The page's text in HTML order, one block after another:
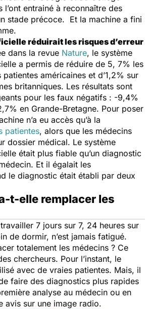
l’ont entrainé à reconnaître des
stade précoce. Et la machine a fini
réduirait les risques d’erreur
dans la revue Nature, le système
a permis de réduire de 5, 7% les
américaines et d’1,2% sur
britanniques. Les résultats sont
pour les faux négatifs : -9,4%
en Grande-Bretagne. Pour poser
n’a eu accès qu’à la
patientes, alors que les médecins
dossier médical. Le système
était plus fiable qu’un diagnostic
Et il égalait les
le diagnostic était établi par deux
t-elle remplacer les
7 jours sur 7, 24 heures sur
de dormir, n’est jamais fatigué.
totalement les médecins ? Ce
chercheurs. Pour l’instant, le
avec de vraies patientes. Mais, il
faire des diagnostics plus rapides
analyse au médecin ou en
avis sur une image radio.